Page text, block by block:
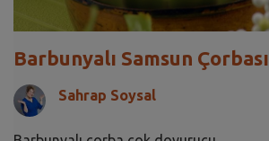
Barbunyalı Samsun
Sahrap Soysal